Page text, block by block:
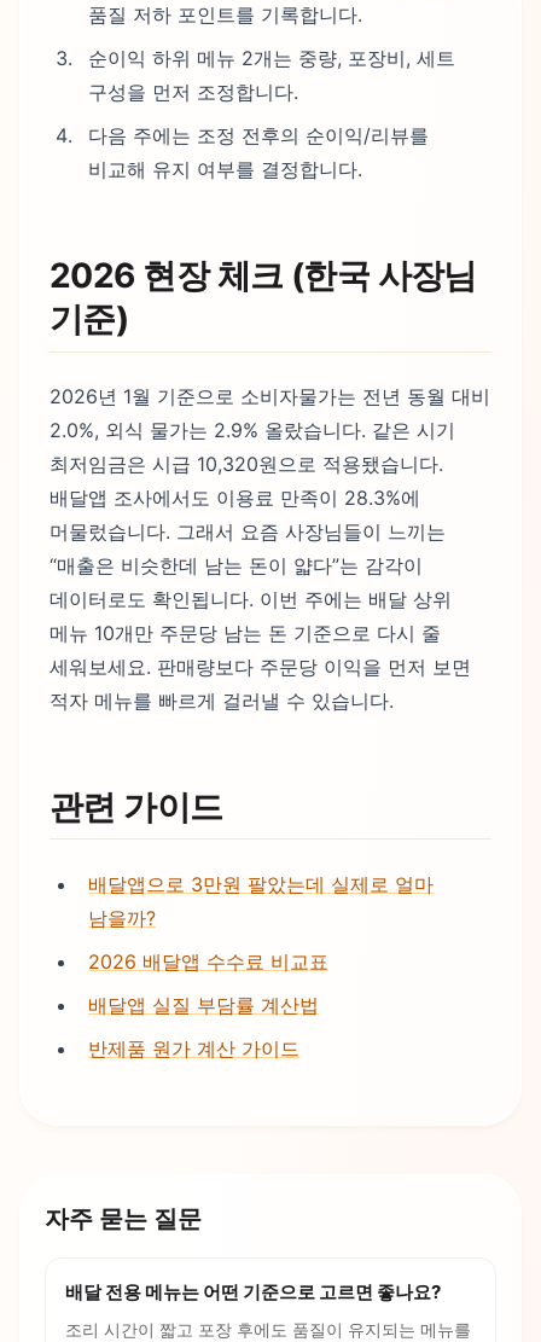
품질 저하 포인트를 기록합니다.
순이익 하위 메뉴 2개는 중량, 포장비, 세트
구성을 먼저 조정합니다.
다음 주에는 조정 전후의 순이익/리뷰를
비교해 유지 여부를 결정합니다.
2026 현장 체크 (한국 사장님
기준)
2026년 1월 기준으로 소비자물가는 전년 동월 대비
2.0%, 외식 물가는 2.9% 올랐습니다. 같은 시기
최저임금은 시급 10,320원으로 적용됐습니다.
배달앱 조사에서도 이용료 만족이 28.3%에
머물렀습니다. 그래서 요즘 사장님들이 느끼는
“매출은 비슷한데 남는 돈이 얇다”는 감각이
데이터로도 확인됩니다. 이번 주에는 배달 상위
메뉴 10개만 주문당 남는 돈 기준으로 다시 줄
세워보세요. 판매량보다 주문당 이익을 먼저 보면
적자 메뉴를 빠르게 걸러낼 수 있습니다.
관련 가이드
배달앱으로 3만원 팔았는데 실제로 얼마
남을까?
2026 배달앱 수수료 비교표
배달앱 실질 부담률 계산법
반제품 원가 계산 가이드
자주 묻는 질문
배달 전용 메뉴는 어떤 기준으로 고르면 좋나요?
조리 시간이 짧고 포장 후에도 품질이 유지되는 메뉴를